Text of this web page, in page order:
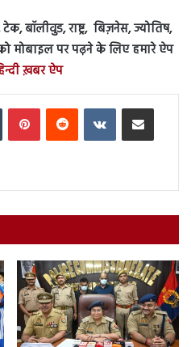
बॉलीवुड, राष्ट्र, बिज़नेस, ज्योतिष,
मोबाइल पर पढ़ने के लिए हमारे ऐप
ख़बर ऐप
Tumblr PinterestReddit VKontakteShare via Email